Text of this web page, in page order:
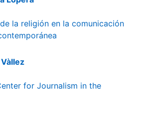
la religión en la comunicación
for Journalism in the